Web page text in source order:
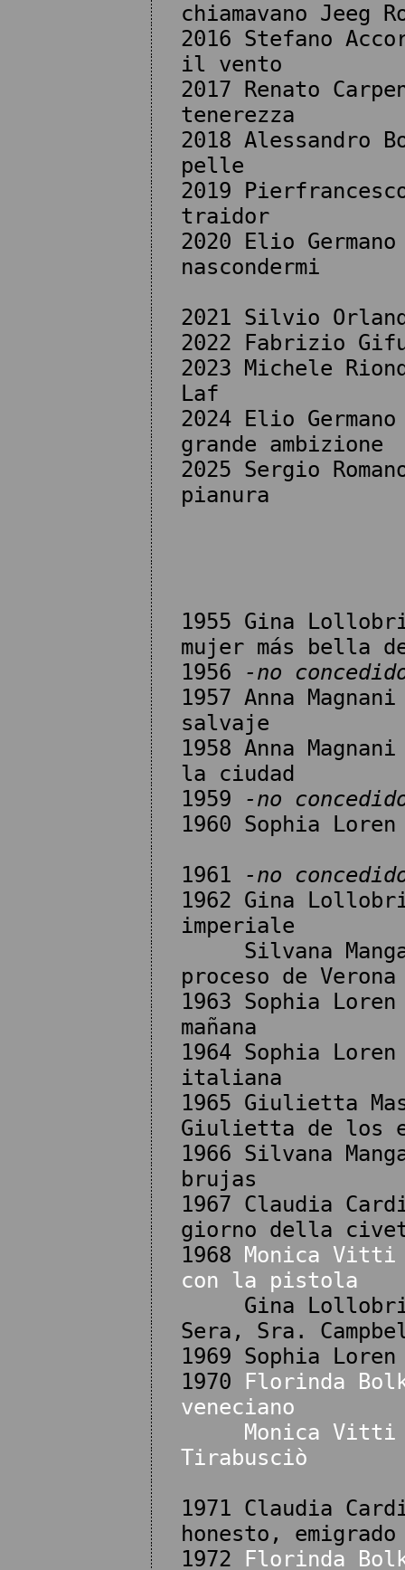
chiamavano Jeeg
2016 Stefano
il vento
2017 Renato
tenerezza
2018
pelle
2019
traidor
2020 Elio
nascondermi
2021 Silvio
2022 Fabrizio
2023 Michele
Laf
2024 Elio
grande ambizione
2025 Sergio
pianura
1955 Gina
mujer más bella
1956
-no
1957 Anna
salvaje
1958 Anna
la ciudad
1959
-no
1960 Sophia
1961
-no
1962 Gina
imperiale
Silvana
proceso de Verona
1963 Sophia
mañana
1964 Sophia
italiana
1965 Giulietta
Giulietta de los
1966 Silvana
brujas
1967 Claudia
giorno della
1968
Monica
con la pistola
Gina
Sera, Sra.
1969 Sophia
1970
Florinda
veneciano
Monica
Tirabusciò
1971 Claudia
honesto,
1972
Florinda